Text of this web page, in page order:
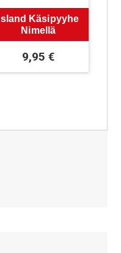
Island Käsipyyhe
Nimellä
9,95€